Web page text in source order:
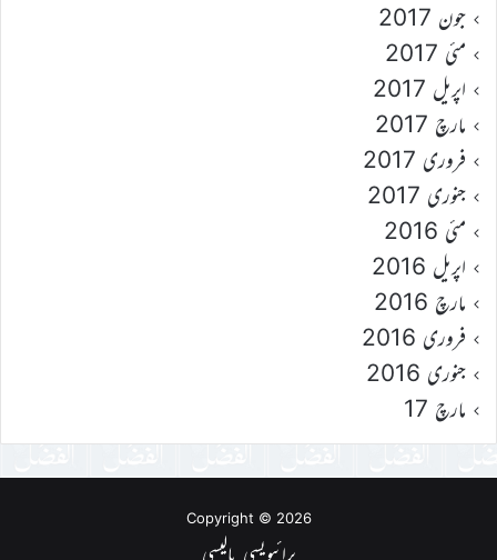
جون 2017
مئی 2017
اپریل 2017
مارچ 2017
فروری 2017
جنوری 2017
مئی 2016
اپریل 2016
مارچ 2016
فروری 2016
جنوری 2016
مارچ 17
Copyright © 2026
پرائیویسی پالیسی